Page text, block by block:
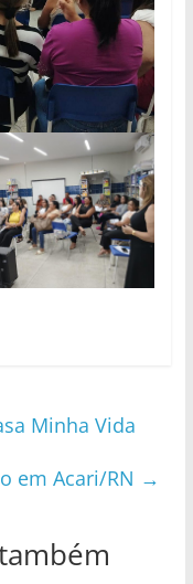
Minha Vida
em Acari/RN →